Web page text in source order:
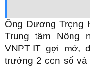
Ông Dương Trọng
Trung tâm Nông
VNPT-IT gợi mở,
trưởng 2 con số và